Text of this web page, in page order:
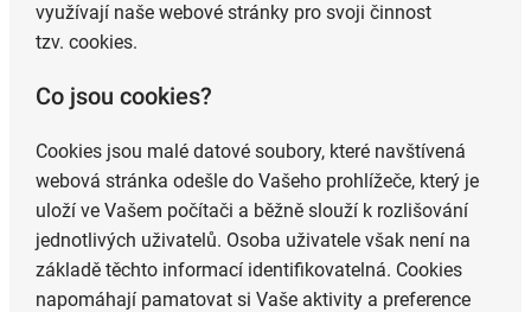
využívají naše webové stránky pro svoji činnost
tzv. cookies.
Co jsou cookies?
Cookies jsou malé datové soubory, které navštívená
webová stránka odešle do Vašeho prohlížeče, který je
uloží ve Vašem počítači a běžně slouží k rozlišování
jednotlivých uživatelů. Osoba uživatele však není na
základě těchto informací identifikovatelná. Cookies
napomáhají pamatovat si Vaše aktivity a preference